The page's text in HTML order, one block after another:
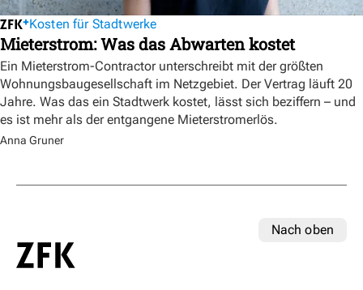
Kosten für Stadtwerke
Mieterstrom: Was das Abwarten kostet
Ein Mieterstrom-Contractor unterschreibt mit der größten
Wohnungsbaugesellschaft im Netzgebiet. Der Vertrag läuft 20
Jahre. Was das ein Stadtwerk kostet, lässt sich beziffern – und
es ist mehr als der entgangene Mieterstromerlös.
Anna Gruner
Nach oben